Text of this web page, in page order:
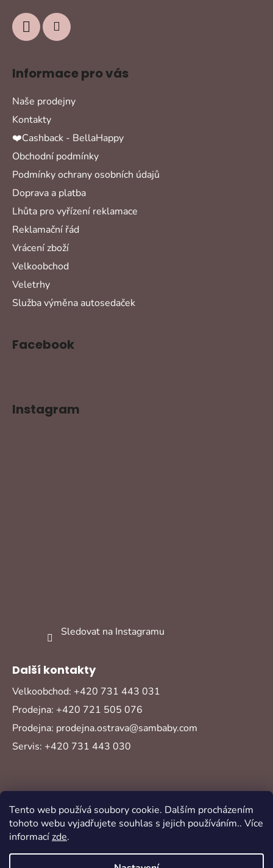
Tento web používá soubory cookie. Dalším procházením
tohoto webu vyjadřujete souhlas s jejich používáním.. Více
informacízde.
Informace pro vás
Naše prodejny
Kontakty
❤️Cashback - BellaHappy
Obchodní podmínky
Podmínky ochrany osobních údajů
Doprava a platba
Lhůta pro vyřízení reklamace
Reklamační řád
Vrácení zboží
Velkoobchod
Veletrhy
Služba výměna autosedaček
Facebook
Instagram
Sledovat na Instagramu
Další kontakty
Velkoobchod: +420 731 443 031
Prodejna: +420 721 505 076
Prodejna: prodejna.ostrava@sambaby.com
Servis: +420 731 443 030
Vytvořil Shoptet
Copyright 2026Sambaby